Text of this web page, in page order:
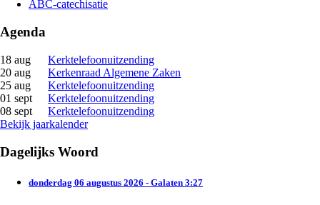
ABC-catechisatie
Agenda
18 aug
Kerktelefoonuitzending
20 aug
Kerkenraad Algemene Zaken
25 aug
Kerktelefoonuitzending
01 sept
Kerktelefoonuitzending
08 sept
Kerktelefoonuitzending
Bekijk jaarkalender
Dagelijks Woord
donderdag 06 augustus 2026 - Galaten 3:27